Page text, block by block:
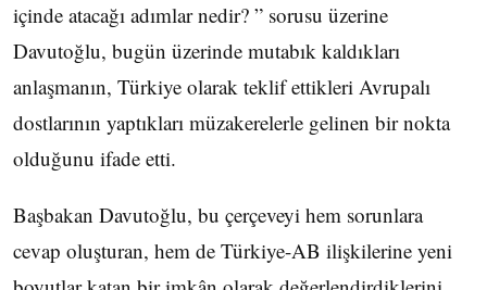
içinde atacağı adımlar nedir? ” sorusu üzerine
Davutoğlu, bugün üzerinde mutabık kaldıkları
anlaşmanın, Türkiye olarak teklif ettikleri Avrupalı
dostlarının yaptıkları müzakerelerle gelinen bir nokta
olduğunu ifade etti.
Başbakan Davutoğlu, bu çerçeveyi hem sorunlara
cevap oluşturan, hem de Türkiye-AB ilişkilerine yeni